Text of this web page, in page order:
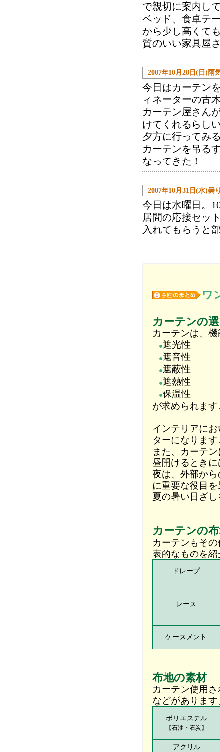
で親切に案内し
ベッド、食卓テ
から少し高くて
質のいい家具屋
2007年10月28日(日)雨
今日はカーテン
ィネーターの古
カーテン屋さん
けてくれるらし
夕方に行ってみ
カーテンを吊る
なってきた！
2007年10月31日(水)曇
今日は水曜日。
居間の応接セッ
入れてもらうと
ワ
カーテンの
カーテンは、
●遮光性
●遮音性
●遮蔽性
●遮熱性
●保温性
が求められます
インテリアに
ターになります
また、カーテ
昼開けるとき
夜は、外部か
に重要な役目
夏の暑い日ざ
カーテンの
カーテンもそ
表的なものを
ドレープ
レース
ケースメント
布地の素材
カーテン使用
などがあります
ポリエステル
【石油・石炭】
アクリル